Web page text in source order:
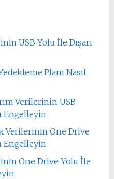
USB Yolu İle Dışarı
Planı Nasıl
Verilerinin USB
Engelleyin
Verilerinin One Drive
Engelleyin
One Drive Yolu İle